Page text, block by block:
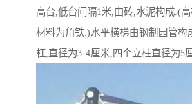
高台,低台间隔1米,由砖,水泥构成.(
材料为角铁.)水平横梯由钢制园管构
杠,直径为3-4厘米,四个立柱直径为5